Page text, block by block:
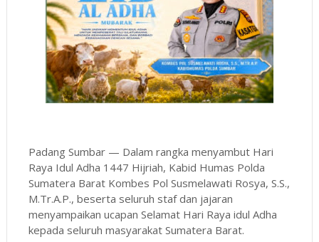
Padang Sumbar — Dalam rangka menyambut Hari
Raya Idul Adha 1447 Hijriah, Kabid Humas Polda
Sumatera Barat Kombes Pol Susmelawati Rosya, S.S.,
M.Tr.A.P., beserta seluruh staf dan jajaran
menyampaikan ucapan Selamat Hari Raya idul Adha
kepada seluruh masyarakat Sumatera Barat.